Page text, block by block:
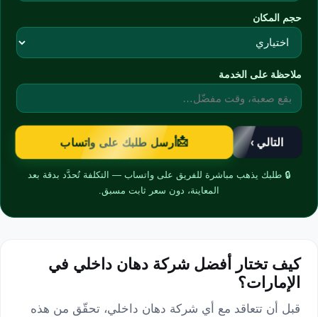
حجم المكان
ملاحظة على الخدمة
التالي › 📩أرسل طلبك على واتساب
🔒 طلبك يذهب مباشرة للفريق على واتساب — التكلفة تُحدَّد بدقة بعد
المعاينة، دون سعر ثابت مسبق.
كيف تختار أفضل شركة دهان داخلي في
الإمارات؟
قبل أن تتعاقد مع أي شركة دهان داخلي، تحقّق من هذه